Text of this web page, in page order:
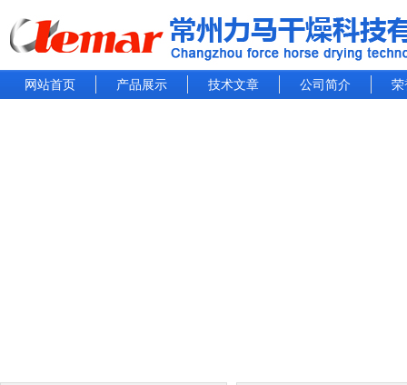
网站首页 产品展示 技术文章 公司简介 荣